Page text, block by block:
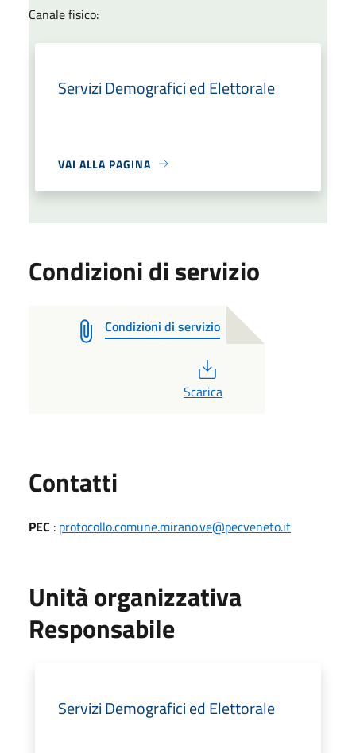
Canale fisico:
Servizi Demografici ed Elettorale
VAI ALLA PAGINA
Condizioni di servizio
Condizioni di servizio
Scarica
Contatti
PEC : protocollo.comune.mirano.ve@pecveneto.it
Unità organizzativa
Responsabile
Servizi Demografici ed Elettorale